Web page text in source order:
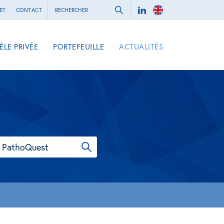
CONTACT
PRIVÉE PORTEFEUILLE ACTUALITÉS